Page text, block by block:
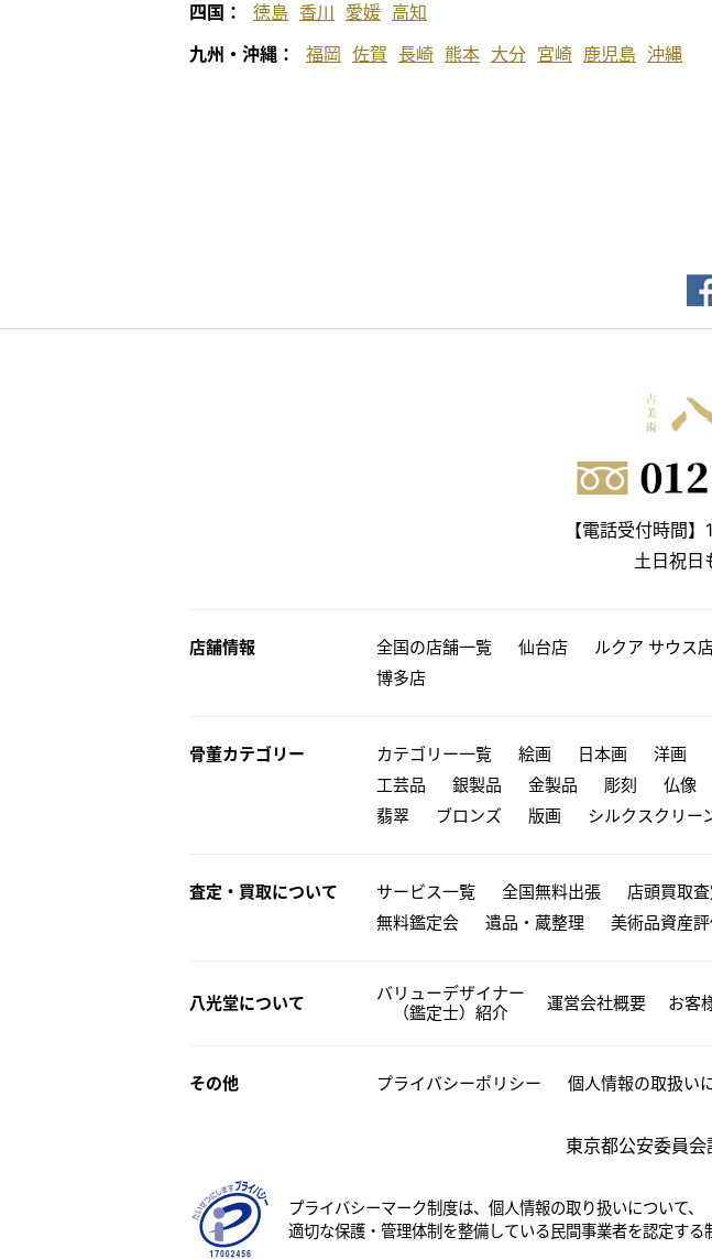
四国：
徳島 香川 愛媛 高知
九州・沖縄：
福岡 佐賀 長崎 熊本 大分 宮崎 鹿児島 沖縄
【電話受付時間
土日祝日
店舗情報 全国の店舗一覧 仙台店 ルクア サウス
博多店
骨董カテゴリー カテゴリー一覧 絵画 日本画 洋画
工芸品
銀製品 金製品 彫刻 仏像
翡翠
ブロンズ 版画 シルクスクリー
査定・買取について サービス一覧 全国無料出張 店頭買取
無料鑑定会
遺品・蔵整理 美術品資産
八光堂について
バリューデザイナー
（鑑定士）紹介
運営会社概要 お客
その他 プライバシーポリシー 個人情報の取扱い
東京都公安委員
プライバシーマーク制度は、個人情報の取り扱いについて、
適切な保護・管理体制を整備している民間事業者を認定する